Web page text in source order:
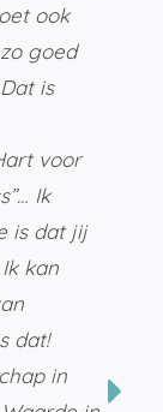
ook
goed
is
voor
Ik
is dat jij
kan
dat!
in